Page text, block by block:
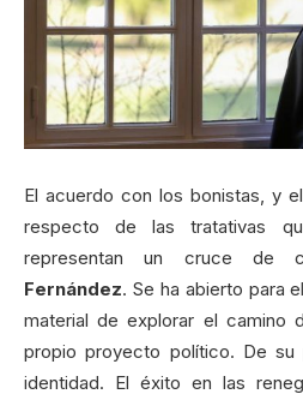
El acuerdo con los bonistas, y
respecto de las tratativas
representan un cruce de
Fernández. Se ha abierto para
material de explorar el camino
propio proyecto político. De su
identidad. El éxito en las